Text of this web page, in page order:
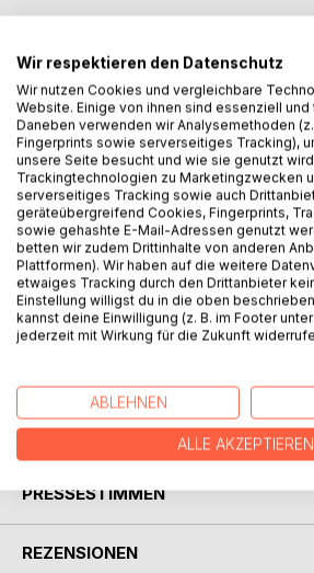
Grooves, Fills & mehr - das
Du kennst schon die Grundlagen, dann
los!
In Band 2 vertiefst du deine Technik,
und entwickelst dein Rhythmusgefühl
abwechslungsreichen Beats, kreativen
stilübergreifenden Grooves wie zum
Jazz, Latin wächst du spielerisch über
schon in Band 1 steht das Spielen zur
Zahlreiche Songs und Übungen helfen
und musikalisches Hören gezielt zu
wieder praktische Übetipps, Ideen
Raum für deinen eigenen Stil. Für alle,
Schlagzeugspielen weiter entdecken
AUTOR/IN
PRESSESTIMMEN
REZENSIONEN
Wir respektieren den Datenschutz
Wir nutzen Cookies und vergleichbare
Website. Einige von ihnen sind essenziell
Daneben verwenden wir Analysemethoden
Fingerprints sowie serverseitiges Tracking),
unsere Seite besucht und wie sie genutzt
Trackingtechnologien zu Marketingzwecken
serverseitiges Tracking sowie auch
geräteübergreifend Cookies, Fingerprints,
sowie gehashte E-Mail-Adressen genutzt
betten wir zudem Drittinhalte von anderen
Plattformen). Wir haben auf die weitere
etwaiges Tracking durch den Drittanbieter
Einstellung willigst du in die oben
kannst deine Einwilligung (z. B. im Footer
jederzeit mit Wirkung für die Zukunft
ABLEHNEN
ALLE AKZEPTIEREN